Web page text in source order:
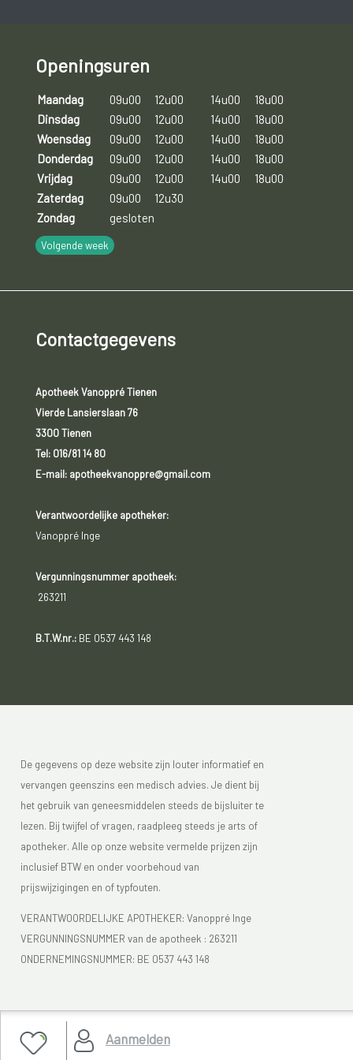
Aanmelden
Openingsuren
Maandag 09u00 12u00 14u00
18u00
Dinsdag
09u00 12u00 14u00
18u00
Woensdag
09u00 12u00 14u00
18u00
Donderdag
09u00 12u00 14u00
18u00
Vrijdag
09u00 12u00 14u00
18u00
Zaterdag
09u00
12u30
Zondag
gesloten
Volgende week
Contactgegevens
Apotheek Vanoppré Tienen
Vierde Lansierslaan 76
3300 Tienen
Tel: 016/81 14 80
E-mail: apotheekvanoppre@gmail.com
Verantwoordelijke apotheker:
Vanoppré Inge
Vergunningsnummer apotheek:
263211
B.T.W.nr.:BE 0537 443 148
De gegevens op deze website zijn louter informatief en
vervangen geenszins een medisch advies. Je dient bij
het gebruik van geneesmiddelen steeds de bijsluiter te
lezen. Bij twijfel of vragen, raadpleeg steeds je arts of
apotheker. Alle op onze website vermelde prijzen zijn
inclusief BTW en onder voorbehoud van
prijswijzigingen en of typfouten.
VERANTWOORDELIJKE APOTHEKER: Vanoppré Inge
VERGUNNINGSNUMMER van de apotheek : 263211
ONDERNEMINGSNUMMER: BE 0537 443 148
Je vindt Apotheek Vanoppré Tienen in de FAGG lijst van
de apotheken die vergund zijn. Het FAGG (